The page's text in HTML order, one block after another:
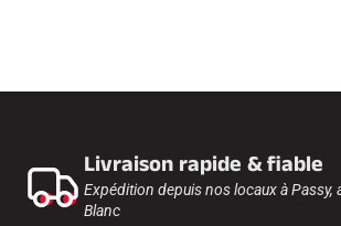
Livraison rapide & fiable
Expédition depuis nos locaux à Passy,
Blanc